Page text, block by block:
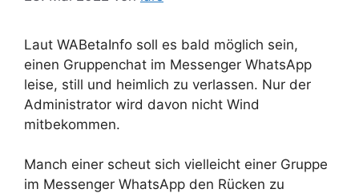
Laut WABetaInfo soll es bald möglich sein,
einen Gruppenchat im Messenger WhatsApp
leise, still und heimlich zu verlassen. Nur der
Administrator wird davon nicht Wind
mitbekommen.
Manch einer scheut sich vielleicht einer Gruppe
im Messenger WhatsApp den Rücken zu